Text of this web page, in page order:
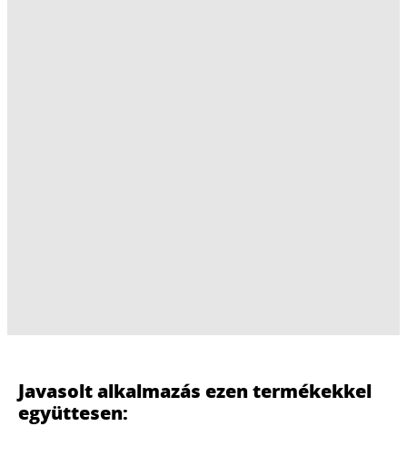
Javasolt alkalmazás ezen termékekkel
együttesen: